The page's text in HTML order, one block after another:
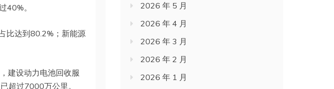
40%。
比达到80.2%；新能源
建设动力电池回收服
超过7000万公里。
2026 年 5 月
2026 年 4 月
2026 年 3 月
2026 年 2 月
2026 年 1 月